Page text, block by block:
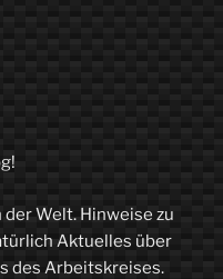
Welt. Hinweise zu
Aktuelles über
des Arbeitskreises.